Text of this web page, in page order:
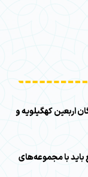
اربعین کهگیلویه و
باید با مجموعه‌های